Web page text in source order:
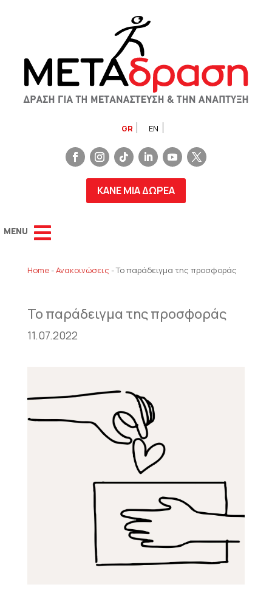
GR EN
ΚΑΝΕ ΜΙΑ ΔΩΡΕΑ
Home-Ανακοινώσεις -Το παράδειγμα της προσφοράς
Το παράδειγμα της προσφοράς
11.07.2022